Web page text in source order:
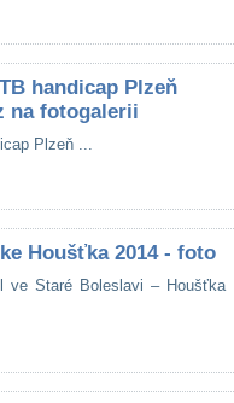
handicap Plzeň
na fotogalerii
Plzeň ...
Houšťka 2014 - foto
ve Staré Boleslavi – Houšťka